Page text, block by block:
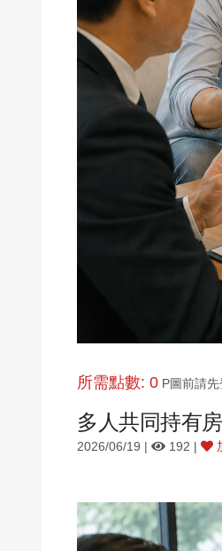
所需點數: 0 P圖前請先
多人共同持有
2026/06/19 | 192 |